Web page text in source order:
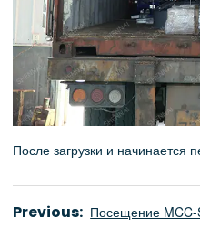
После загрузки и начинается
Previous: Посещение MCC-